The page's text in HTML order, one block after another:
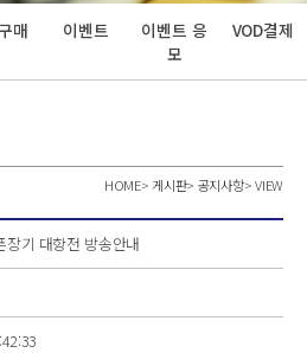
매 이벤트
이벤트 응
모
VOD결제
HOME>게시판> 공지사항>VIEW
장기 대항전 방송안내